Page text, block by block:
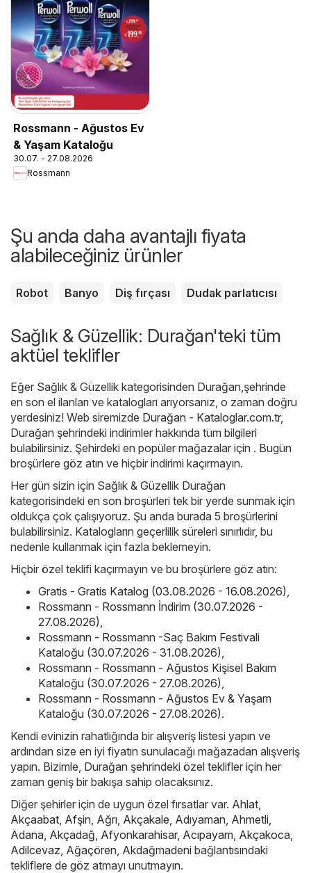
Rossmann - Ağustos Ev
& Yaşam Kataloğu
30.07. - 27.08.2026
Rossmann
Şu anda daha avantajlı fiyata
alabileceğiniz ürünler
Robot Banyo Diş fırçası Dudak parlatıcısı
Sağlık & Güzellik: Durağan'teki tüm
aktüel teklifler
Eğer Sağlık & Güzellik kategorisinden Durağan,şehrinde
en son el ilanları ve katalogları arıyorsanız, o zaman doğru
yerdesiniz! Web siremizde Durağan - Kataloglar.com.tr,
Durağan şehrindeki indirimler hakkında tüm bilgileri
bulabilirsiniz. Şehirdeki en popüler mağazalar için . Bugün
broşürlere göz atın ve hiçbir indirimi kaçırmayın.
Her gün sizin için Sağlık & Güzellik Durağan
kategorisindeki en son broşürleri tek bir yerde sunmak için
oldukça çok çalışıyoruz. Şu anda burada 5 broşürlerini
bulabilirsiniz. Katalogların geçerlilik süreleri sınırlıdır, bu
nedenle kullanmak için fazla beklemeyin.
Hiçbir özel teklifi kaçırmayın ve bu broşürlere göz atın:
Gratis - Gratis Katalog (03.08.2026 - 16.08.2026)
Rossmann - Rossmann İndirim (30.07.2026 -
27.08.2026)
Rossmann - Rossmann -Saç Bakım Festivali
Kataloğu (30.07.2026 - 31.08.2026)
Rossmann - Rossmann - Ağustos Kişisel Bakım
Kataloğu (30.07.2026 - 27.08.2026)
Rossmann - Rossmann - Ağustos Ev & Yaşam
Kataloğu (30.07.2026 - 27.08.2026).
Kendi evinizin rahatlığında bir alışveriş listesi yapın ve
ardından size en iyi fiyatın sunulacağı mağazadan alışveriş
yapın. Bizimle, Durağan şehrindeki özel teklifler için her
zaman geniş bir bakışa sahip olacaksınız.
Diğer şehirler için de uygun özel fırsatlar var. Ahlat
Akçaabat Afşin Ağrı Akçakale Adıyaman Ahmetli
Adana Akçadağ Afyonkarahisar, Acıpayam Akçakoca
Adilcevaz Ağaçören Akdağmadeni bağlantısındaki
tekliflere de göz atmayı unutmayın.